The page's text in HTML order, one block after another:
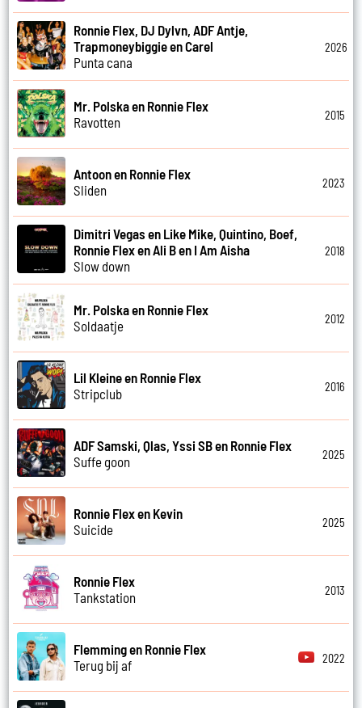
Ronnie Flex, DJ Dylvn, ADF Antje,
Trapmoneybiggie en Carel
Punta cana
2026
Mr. Polska en Ronnie Flex
Ravotten
2015
Antoon en Ronnie Flex
Sliden
2023
Dimitri Vegas en Like Mike, Quintino, Boef,
Ronnie Flex en Ali B en I Am Aisha
Slow down
2018
Mr. Polska en Ronnie Flex
Soldaatje
2012
Lil Kleine en Ronnie Flex
Stripclub
2016
ADF Samski, Qlas, Yssi SB en Ronnie Flex
Suffe goon
2025
Ronnie Flex en Kevin
Suicide
2025
Ronnie Flex
Tankstation
2013
Flemming en Ronnie Flex
Terug bij af
2022